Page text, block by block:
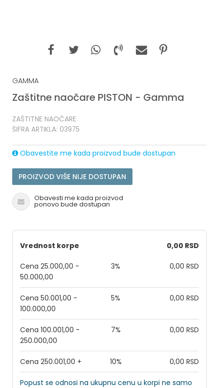
GAMMA
Zaštitne naočare PISTON - Gamma
ZAŠTITNE NAOČARE
ŠIFRA ARTIKLA: 03975
Obavestite me kada proizvod bude dostupan
PROIZVOD VIŠE NIJE DOSTUPAN
Obavesti me kada proizvod
ponovo bude dostupan
Vrednost korpe 0,00 RSD
Cena 25.000,00 -
50.000,00
3% 0,00 RSD
Cena 50.001,00 -
100.000,00
5% 0,00 RSD
Cena 100.001,00 -
250.000,00
7% 0,00 RSD
Cena 250.001,00 + 10% 0,00 RSD
Popust se odnosi na ukupnu cenu u korpi ne samo